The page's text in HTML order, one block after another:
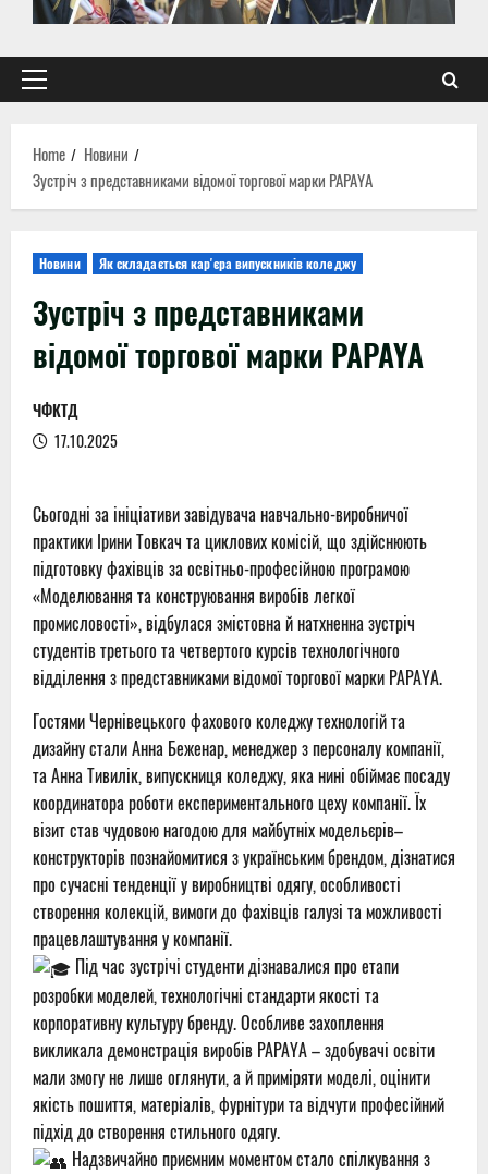
Primary
Home
Новини
Зустріч з представниками відомої торгової марки PAPAYA
Новини Як складається кар'єра випускників коледжу
Зустріч з представниками
відомої торгової марки PAPAYA
ЧФКТД
17.10.2025
Сьогодні за ініціативи завідувача навчально-виробничої
практики Ірини Товкач та циклових комісій, що здійснюють
підготовку фахівців за освітньо-професійною програмою
«Моделювання та конструювання виробів легкої
промисловості», відбулася змістовна й натхненна зустріч
студентів третього та четвертого курсів технологічного
відділення з представниками відомої торгової марки PAPAYA.
Гостями Чернівецького фахового коледжу технологій та
дизайну стали Анна Беженар, менеджер з персоналу компанії,
та Анна Тивилік, випускниця коледжу, яка нині обіймає посаду
координатора роботи експериментального цеху компанії. Їх
візит став чудовою нагодою для майбутніх модельєрів–
конструкторів познайомитися з українським брендом, дізнатися
про сучасні тенденції у виробництві одягу, особливості
створення колекцій, вимоги до фахівців галузі та можливості
працевлаштування у компанії.
Під час зустрічі студенти дізнавалися про етапи
розробки моделей, технологічні стандарти якості та
корпоративну культуру бренду. Особливе захоплення
викликала демонстрація виробів PAPAYA – здобувачі освіти
мали змогу не лише оглянути, а й приміряти моделі, оцінити
якість пошиття, матеріалів, фурнітури та відчути професійний
підхід до створення стильного одягу.
Надзвичайно приємним моментом стало спілкування з